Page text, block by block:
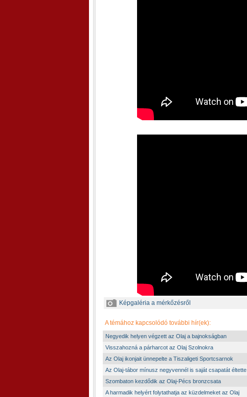
Képgaléria a mérkőzésről
A témához kapcsolódó további hír(ek):
Negyedik helyen végzett az Olaj a bajnokságban
Visszahozná a párharcot az Olaj Szolnokra
Az Olaj ikonjait ünnepelte a Tiszaligeti Sportcsarnok
Az Olaj-tábor mínusz negyvennél is saját csapatát éltette
Szombaton kezdődik az Olaj-Pécs bronzcsata
A harmadik helyért folytathatja az küzdelmeket az Olaj